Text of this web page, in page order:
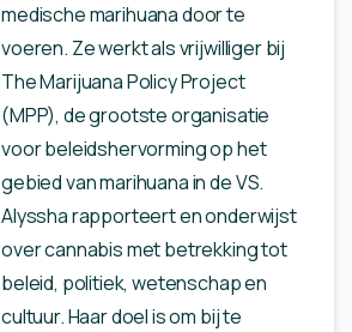
medische marihuana door te
voeren. Ze werkt als vrijwilliger bij
The Marijuana Policy Project
(MPP), de grootste organisatie
voor beleidshervorming op het
gebied van marihuana in de VS.
Alyssha rapporteert en onderwijst
over cannabis met betrekking tot
beleid, politiek, wetenschap en
cultuur. Haar doel is om bij te